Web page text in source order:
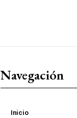
Navegación
Inicio